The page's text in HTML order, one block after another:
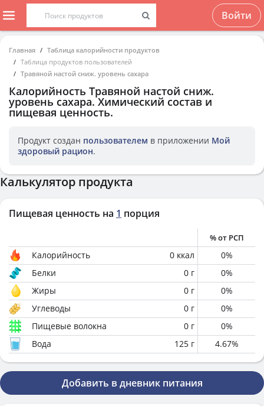
Войти
Главная
Таблица калорийности продуктов
Таблица продуктов пользователей
Травяной настой сниж. уровень сахара
Калорийность Травяной настой сниж.
уровень сахара. Химический состав и
пищевая ценность.
Продукт создан пользователем в приложении Мой
здоровый рацион.
Калькулятор продукта
Пищевая ценность на 1 порция
% от РСП
Калорийность 0 ккал 0%
Белки
0 г 0%
Жиры
0 г 0%
Углеводы
0 г 0%
Пищевые волокна
0 г 0%
Вода
125 г 4.67%
Добавить в дневник питания